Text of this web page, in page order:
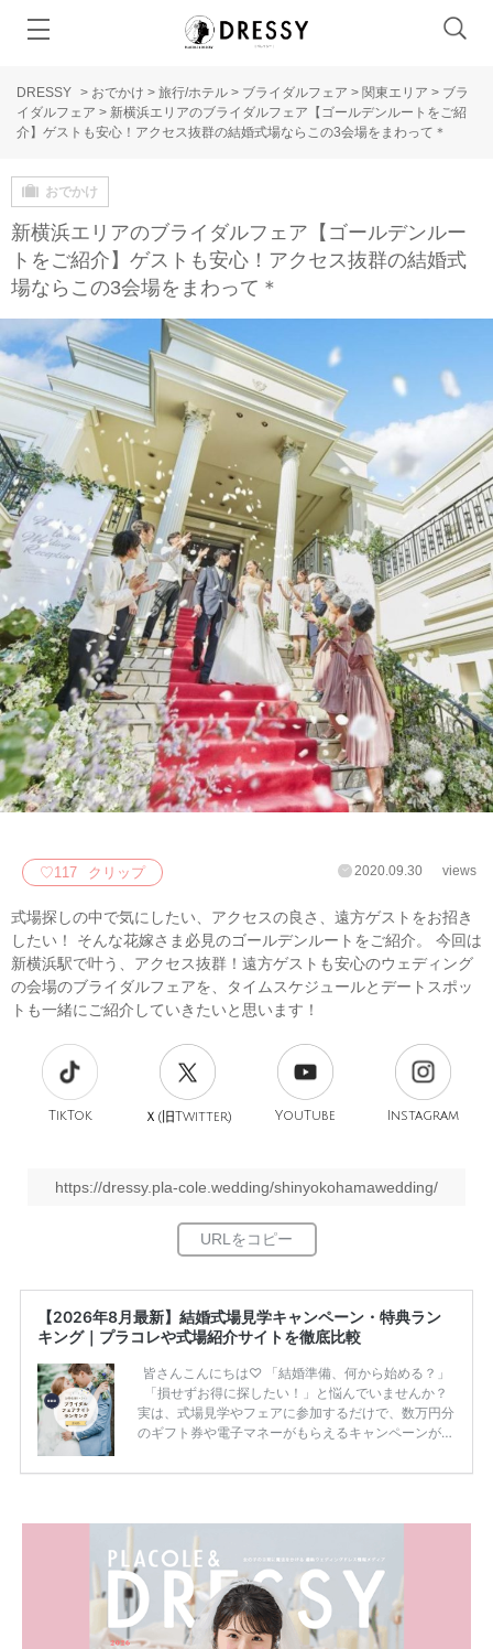
DRESSY > おでかけ > 旅行/ホテル > ブライダルフェア > 関東エリア > ブラ
イダルフェア > 新横浜エリアのブライダルフェア【ゴールデンルートをご紹
介】ゲストも安心！アクセス抜群の結婚式場ならこの3会場をまわって＊
おでかけ
新横浜エリアのブライダルフェア【ゴールデンルー
トをご紹介】ゲストも安心！アクセス抜群の結婚式
場ならこの3会場をまわって＊
♡117 クリップ 2020.09.30 views
式場探しの中で気にしたい、アクセスの良さ、遠方ゲストをお招き
したい！ そんな花嫁さま必見のゴールデンルートをご紹介。 今回は
新横浜駅で叶う、アクセス抜群！遠方ゲストも安心のウェディング
の会場のブライダルフェアを、タイムスケジュールとデートスポッ
トも一緒にご紹介していきたいと思います！
TikTok Ｘ(旧Twitter) YouTube Instagram
https://dressy.pla-cole.wedding/shinyokohamawedding/
【2026年8月最新】結婚式場見学キャンペーン・特典ラン
キング｜プラコレや式場紹介サイトを徹底比較
皆さんこんにちは♡ 「結婚準備、何から始める？」
「損せずお得に探したい！」と悩んでいませんか？
実は、式場見学やフェアに参加するだけで、数万円分
のギフト券や電子マネーがもらえるキャンペーンがあ
ため、比較せずに選ぶと損をしてしまうことも……。
内容：特典金額・条件・応募方法・注意点 「どこが
一番お得？」「プラコレの特典は？」といった疑問も
解決します。 まずは診断で候補を絞れる「ウェディ
ング診断」か、体験型 […]
続きを読む